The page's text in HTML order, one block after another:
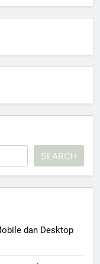
SEARCH
dan Desktop